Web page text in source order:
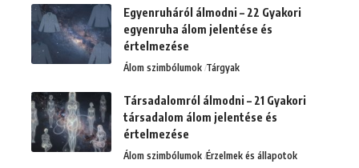
Egyenruháról álmodni – 22 Gyakori
egyenruha álom jelentése és
értelmezése
Álom szimbólumok Tárgyak
Társadalomról álmodni – 21 Gyakori
társadalom álom jelentése és
értelmezése
Álom szimbólumok Érzelmek és állapotok